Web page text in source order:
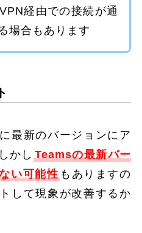
経由での接続が通
場合もあります
最新のバージョンにア
かし Teamsの最新バー
い可能性 もありますの
して現象が改善するか